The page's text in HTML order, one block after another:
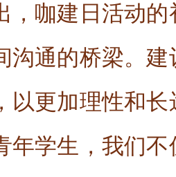
，咖建日活动
沟通的桥梁。
以更加理性和
年学生，我们